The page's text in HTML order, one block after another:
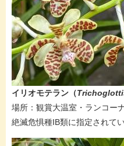
イリオモテラン（
場所：観賞大温室・ランコー
絶滅危惧種IB類に指定されて